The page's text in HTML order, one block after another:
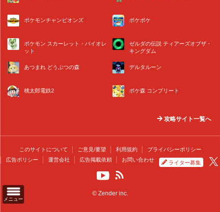
メニュー
ポケモンチャンピオンズ ポケポケ
ポケモン スカーレット・バイオレ
ット
ゼルダの伝説 ティアーズオブザ・
キングダム
あつまれ どうぶつの森 デルタルーン
桃太郎電鉄2 ポケ森 コンプリート
攻略サイト一覧へ
このサイトについて ご意見/要望 利用規約
プライバシーポリシー
広告ポリシー
運営会社 広告掲載依頼 お問い合わせ ライター募集
© Zender inc.